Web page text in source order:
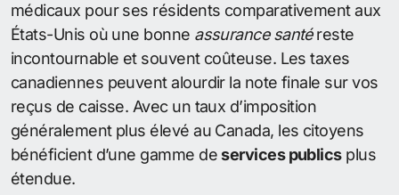
médicaux pour ses résidents comparativement aux
États-Unis où une bonne assurance santéreste
incontournable et souvent coûteuse. Les taxes
canadiennes peuvent alourdir la note finale sur vos
reçus de caisse. Avec un taux d’imposition
généralement plus élevé au Canada, les citoyens
bénéficient d’une gamme deservices publicsplus
étendue.